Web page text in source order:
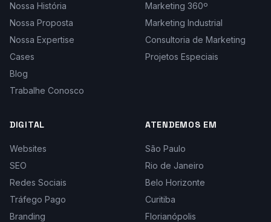
Nossa História
Nossa Proposta
Nossa Expertise
Cases
Blog
Trabalhe Conosco
Marketing 360º
Marketing Industrial
Consultoria de Marketing
Projetos Especiais
DIGITAL
Websites
SEO
Redes Sociais
Tráfego Pago
Branding
ATENDEMOS EM
São Paulo
Rio de Janeiro
Belo Horizonte
Curitiba
Florianópolis